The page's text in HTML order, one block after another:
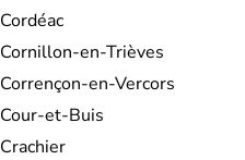
Cordéac
Cornillon-en-Trièves
Corrençon-en-Vercors
Cour-et-Buis
Crachier